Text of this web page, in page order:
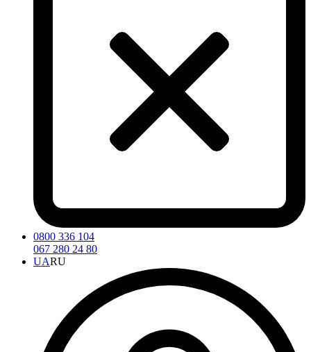
0800 336 104
067 280 24 80
UARU